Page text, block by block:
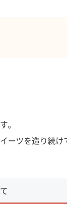
。
ツを造り続け